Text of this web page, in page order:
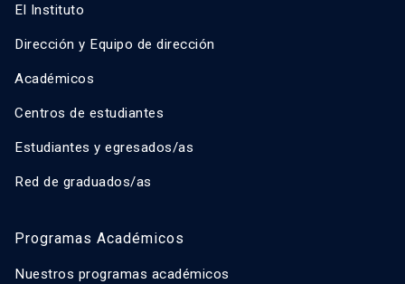
El Instituto
Dirección y Equipo de dirección
Académicos
Centros de estudiantes
Estudiantes y egresados/as
Red de graduados/as
Programas Académicos
Nuestros programas académicos